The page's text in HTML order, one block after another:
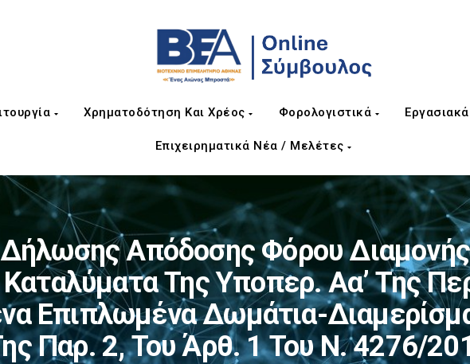
Χρηματοδότηση Και Χρέος Φορολογιστικά
Επιχειρηματικά Νέα / Μελέτες
Απόδοσης Φόρου
Της Υποπερ. Αα’ Της
Επιπλωμένα Δωμάτια-
Παρ. 2, Του Άρθ. 1 Του Ν. 4276/